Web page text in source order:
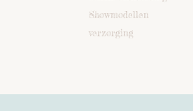
Showmodellen
verzorging